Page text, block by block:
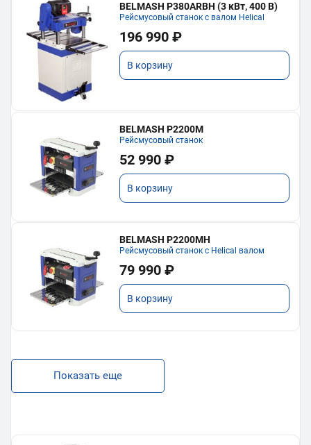
BELMASH P380ARBH (3 кВт, 400 В)
Рейсмусовый станок с валом Helical
196 990 ₽
В корзину
BELMASH P2200M
Рейсмусовый станок
52 990 ₽
В корзину
BELMASH P2200MH
Рейсмусовый станок с Helical валом
79 990 ₽
В корзину
Показать еще